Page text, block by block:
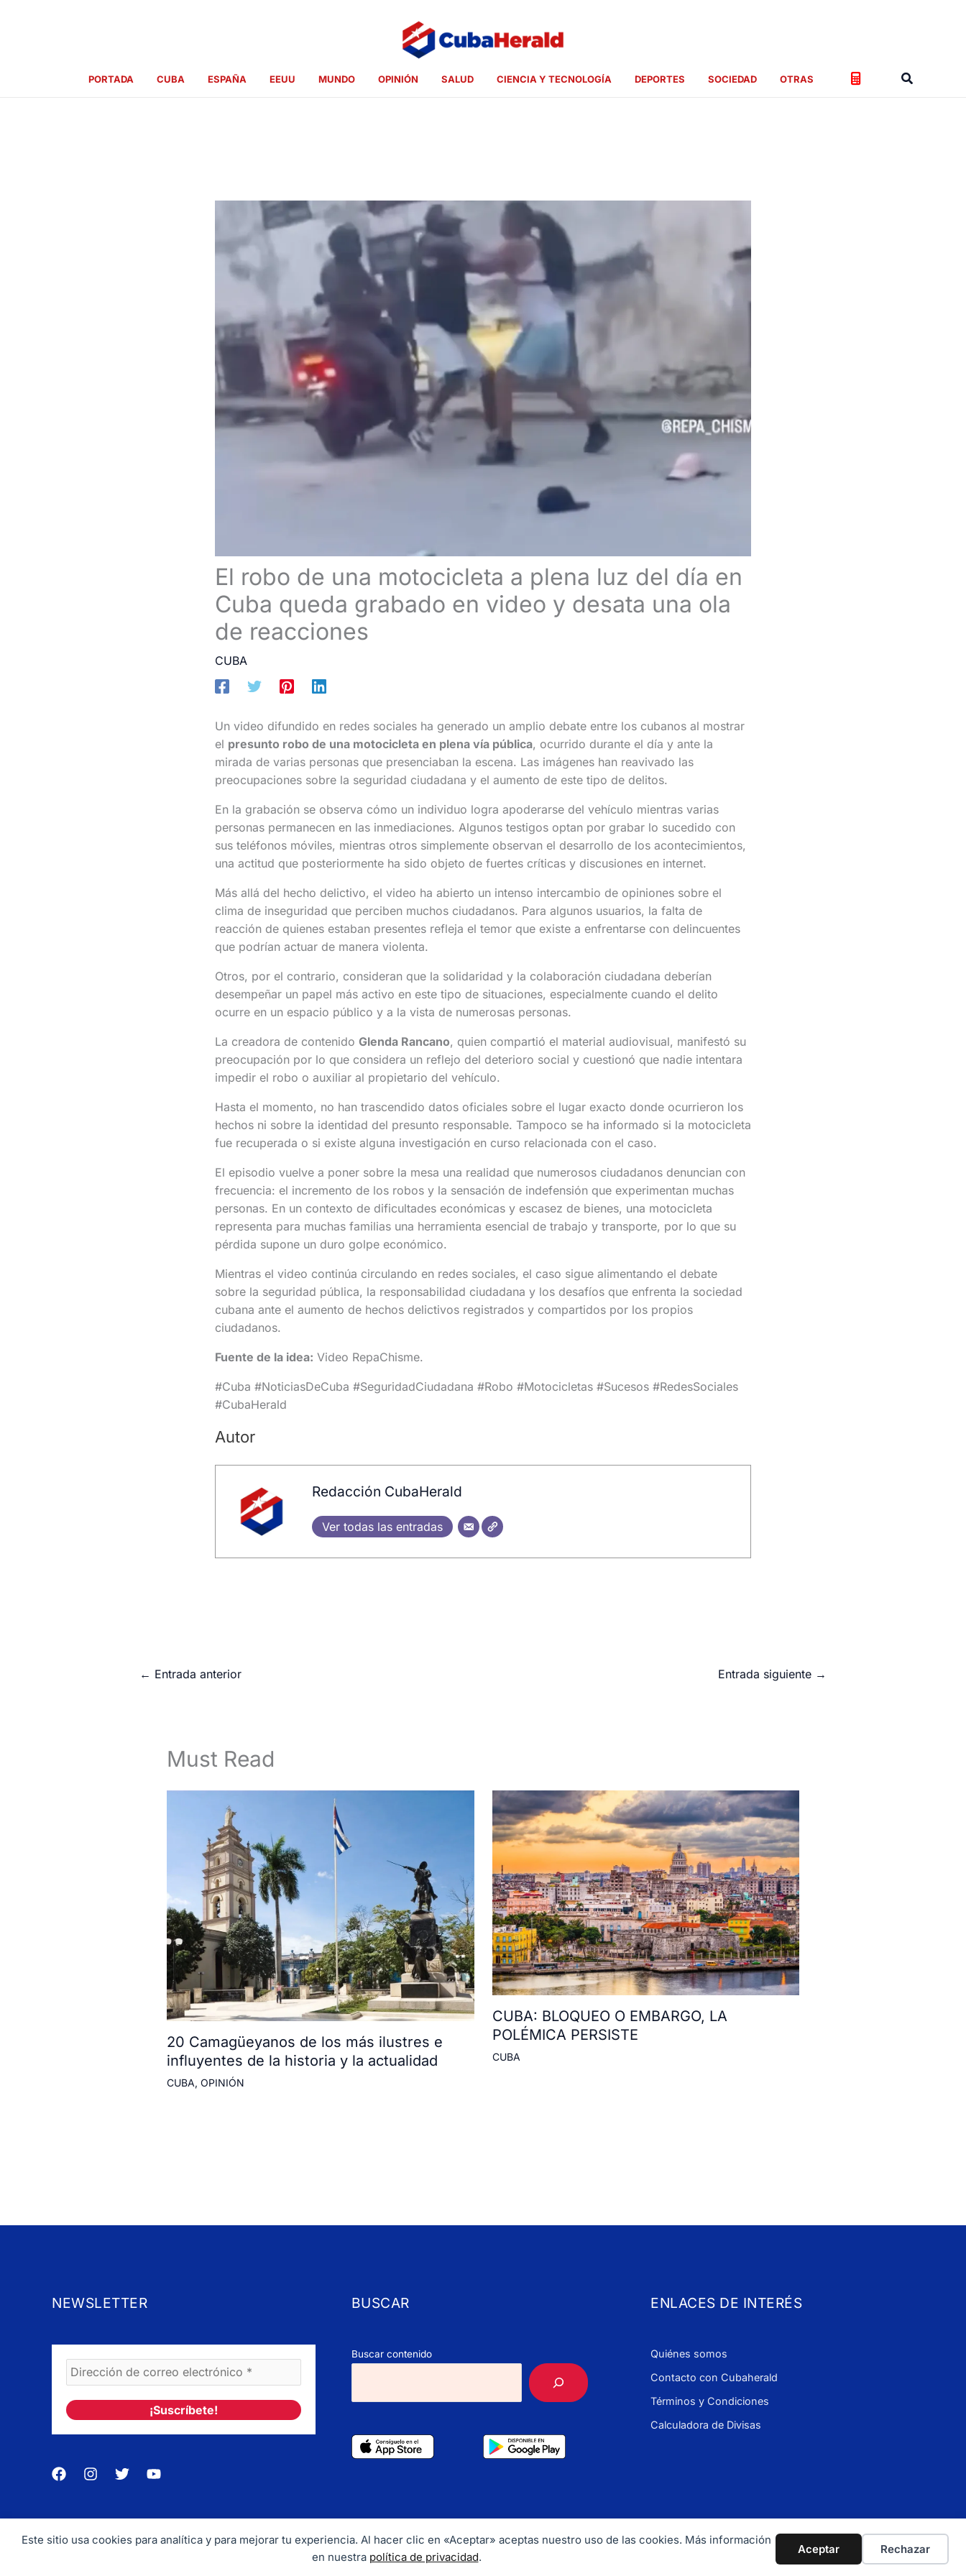
Este sitio usa cookies para analítica y para mejorar tu experiencia. Al hacer clic en «Aceptar» aceptas nuestro uso de las cookies. Más información
en nuestra política de privacidad.
Aceptar Rechazar
PORTADA CUBA ESPAÑA EEUU MUNDO OPINIÓN SALUD CIENCIA Y TECNOLOGÍA DEPORTES SOCIEDAD OTRAS Buscar
El robo de una motocicleta a plena luz del día en
Cuba queda grabado en video y desata una ola
de reacciones
CUBA
Un video difundido en redes sociales ha generado un amplio debate entre los cubanos al mostrar
el presunto robo de una motocicleta en plena vía pública, ocurrido durante el día y ante la
mirada de varias personas que presenciaban la escena. Las imágenes han reavivado las
preocupaciones sobre la seguridad ciudadana y el aumento de este tipo de delitos.
En la grabación se observa cómo un individuo logra apoderarse del vehículo mientras varias
personas permanecen en las inmediaciones. Algunos testigos optan por grabar lo sucedido con
sus teléfonos móviles, mientras otros simplemente observan el desarrollo de los acontecimientos,
una actitud que posteriormente ha sido objeto de fuertes críticas y discusiones en internet.
Más allá del hecho delictivo, el video ha abierto un intenso intercambio de opiniones sobre el
clima de inseguridad que perciben muchos ciudadanos. Para algunos usuarios, la falta de
reacción de quienes estaban presentes refleja el temor que existe a enfrentarse con delincuentes
que podrían actuar de manera violenta.
Otros, por el contrario, consideran que la solidaridad y la colaboración ciudadana deberían
desempeñar un papel más activo en este tipo de situaciones, especialmente cuando el delito
ocurre en un espacio público y a la vista de numerosas personas.
La creadora de contenido Glenda Rancano, quien compartió el material audiovisual, manifestó su
preocupación por lo que considera un reflejo del deterioro social y cuestionó que nadie intentara
impedir el robo o auxiliar al propietario del vehículo.
Hasta el momento, no han trascendido datos oficiales sobre el lugar exacto donde ocurrieron los
hechos ni sobre la identidad del presunto responsable. Tampoco se ha informado si la motocicleta
fue recuperada o si existe alguna investigación en curso relacionada con el caso.
El episodio vuelve a poner sobre la mesa una realidad que numerosos ciudadanos denuncian con
frecuencia: el incremento de los robos y la sensación de indefensión que experimentan muchas
personas. En un contexto de dificultades económicas y escasez de bienes, una motocicleta
representa para muchas familias una herramienta esencial de trabajo y transporte, por lo que su
pérdida supone un duro golpe económico.
Mientras el video continúa circulando en redes sociales, el caso sigue alimentando el debate
sobre la seguridad pública, la responsabilidad ciudadana y los desafíos que enfrenta la sociedad
cubana ante el aumento de hechos delictivos registrados y compartidos por los propios
ciudadanos.
Fuente de la idea: Video RepaChisme.
#Cuba #NoticiasDeCuba #SeguridadCiudadana #Robo #Motocicletas #Sucesos #RedesSociales
#CubaHerald
Autor
Redacción CubaHerald
Ver todas las entradas
← Entrada anterior Entrada siguiente →
Must Read
20 Camagüeyanos de los más ilustres e
influyentes de la historia y la actualidad
CUBA, OPINIÓN
CUBA: BLOQUEO O EMBARGO, LA
POLÉMICA PERSISTE
CUBA
NEWSLETTER BUSCAR
Buscar contenido
ENLACES DE INTERÉS
Quiénes somos
Contacto con Cubaherald
Términos y Condiciones
Calculadora de Divisas
Copyright © 2026 CubaHerald. Email:info@cubaherald.com Tel. +1 202 900 1114